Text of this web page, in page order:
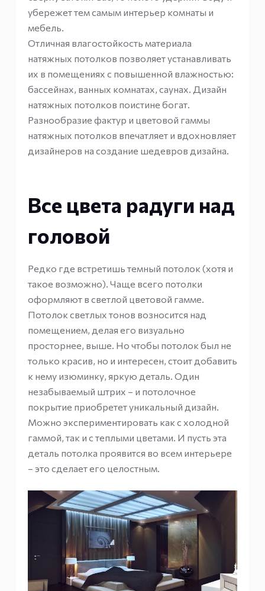
убережет тем самым интерьер комнаты и
мебель.
Отличная влагостойкость материала
натяжных потолков позволяет устанавливать
их в помещениях с повышенной влажностью:
бассейнах, ванных комнатах, саунах. Дизайн
натяжных потолков поистине богат.
Разнообразие фактур и цветовой гаммы
натяжных потолков впечатляет и вдохновляет
дизайнеров на создание шедевров дизайна.
Все цвета радуги над
головой
Редко где встретишь темный потолок (хотя и
такое возможно). Чаще всего потолки
оформляют в светлой цветовой гамме.
Потолок светлых тонов возносится над
помещением, делая его визуально
просторнее, выше. Но чтобы потолок был не
только красив, но и интересен, стоит добавить
к нему изюминку, яркую деталь. Один
незабываемый штрих – и потолочное
покрытие приобретет уникальный дизайн.
Можно экспериментировать как с холодной
гаммой, так и с теплыми цветами. И пусть эта
деталь потолка проявится во всем интерьере
– это сделает его целостным.